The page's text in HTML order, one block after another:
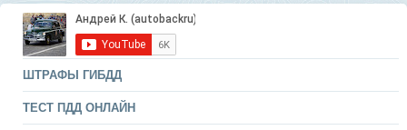
ШТРАФЫ ГИБДД
ТЕСТ ПДД ОНЛАЙН